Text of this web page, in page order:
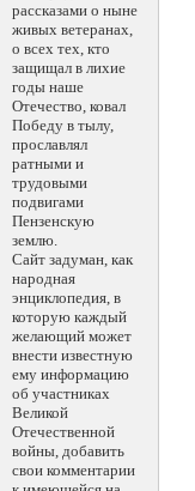
рассказами о ныне
живых ветеранах,
о всех тех, кто
защищал в лихие
годы наше
Отечество, ковал
Победу в тылу,
прославлял
ратными и
трудовыми
подвигами
Пензенскую
землю.
Сайт задуман, как
народная
энциклопедия, в
которую каждый
желающий может
внести известную
ему информацию
об участниках
Великой
Отечественной
войны, добавить
свои комментарии